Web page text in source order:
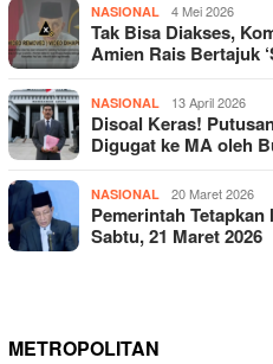
NASIONAL 4 Mei 2026
Tak Bisa Diakses,
Amien Rais Bertajuk
NASIONAL 13 April 2026
Disoal Keras!
Digugat ke MA oleh
NASIONAL 20 Maret 2026
Pemerintah
Sabtu, 21 Maret 2026
METROPOLITAN